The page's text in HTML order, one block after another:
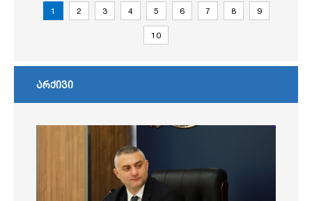
1 2 3 4 5 6 7 8 9
10
არქივი